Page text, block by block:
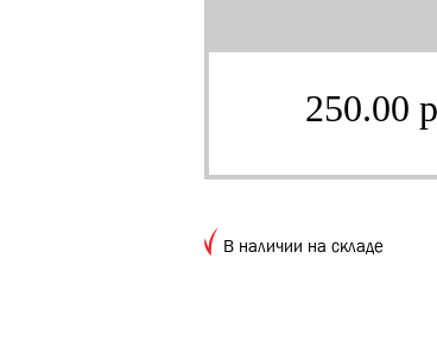
250.00
В наличии на складе